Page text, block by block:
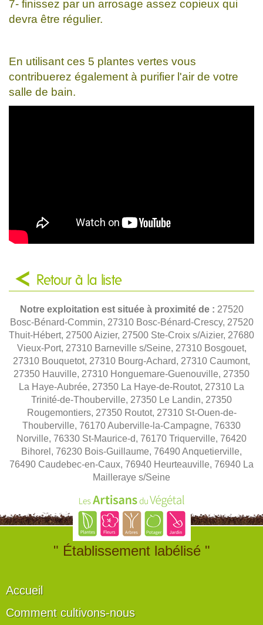
7- finissez par un arrosage assez copieux qui
devra être régulier.
En utilisant ces 5 plantes vertes vous
contribuerez également à purifier l'air de votre
salle de bain.
Retour à la liste
Notre exploitation est située à proximité de : 27520
Bosc-Bénard-Commin, 27310 Bosc-Bénard-Crescy, 27520
Thuit-Hébert, 27500 Aizier, 27500 Ste-Croix s/Aizier, 27680
Vieux-Port, 27310 Barneville s/Seine, 27310 Bosgouet,
27310 Bouquetot, 27310 Bourg-Achard, 27310 Caumont,
27350 Hauville, 27310 Honguemare-Guenouville, 27350
La Haye-Aubrée, 27350 La Haye-de-Routot, 27310 La
Trinité-de-Thouberville, 27350 Le Landin, 27350
Rougemontiers, 27350 Routot, 27310 St-Ouen-de-
Thouberville, 76170 Auberville-la-Campagne, 76330
Norville, 76330 St-Maurice-d, 76170 Triquerville, 76420
Bihorel, 76230 Bois-Guillaume, 76490 Anquetierville,
76490 Caudebec-en-Caux, 76940 Heurteauville, 76940 La
Mailleraye s/Seine
" Établissement labélisé "
Accueil
Comment cultivons-nous